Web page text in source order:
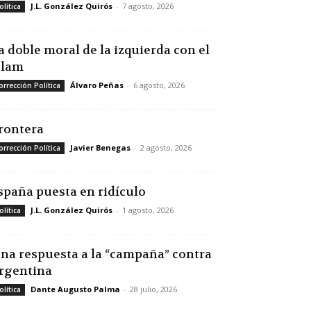
J.L. González Quirós - 7 agosto, 2026
doble moral de la izquierda con el
Política Álvaro Peñas - 6 agosto, 2026
Política Javier Benegas - 2 agosto, 2026
puesta en ridículo
J.L. González Quirós - 1 agosto, 2026
respuesta a la “campaña” contra
Dante Augusto Palma - 28 julio, 2026